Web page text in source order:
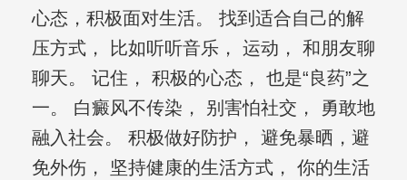
心态，积极面对生活。 找到适合自己的解
压方式， 比如听听音乐， 运动， 和朋友聊
聊天。 记住， 积极的心态， 也是“良药”之
一。 白癜风不传染， 别害怕社交， 勇敢地
融入社会。 积极做好防护， 避免暴晒，避
免外伤， 坚持健康的生活方式， 你的生活